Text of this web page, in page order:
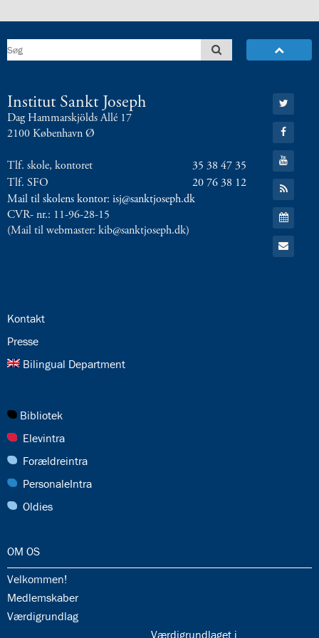
Institut Sankt Joseph
Dag Hammarskjölds Allé 17
2100 København Ø
Tlf. skole, kontoret
35 38 47 35
Tlf. SFO
20 76 38 12
Mail til skolens kontor: isj@sanktjoseph.dk
CVR- nr.: 11-96-28-15
(Mail til webmaster: kib@sanktjoseph.dk)
Gå
til:
Twitter
Gå
til:
Facebook
Gå
til:
YouTube
Gå
til:
RSS
feed
Gå
til:
Kalender
Gå
til:
24.0:
Kontakt
25.0:
Presse
26.0:
Bilingual Department
27.0:
Bibliotek
28.0:
Elevintra
29.0:
Forældreintra
30.0:
PersonaleIntra
31.0:
Oldies
32.0:
OM OS
32.1:
Velkommen!
32.2:
Medlemskaber
32.3:
Værdigrundlag
32.5:
Værdigrundlaget i